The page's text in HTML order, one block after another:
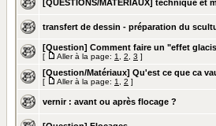
[QUESTIONS/MATERIAUX] technique et
transfert de dessin - préparation du
[Question] Comment faire un "effet
[ Aller à la page: 1 2 3 ]
[Question/Matériaux] Qu'est ce que ca
[ Aller à la page: 1 2 ]
vernir : avant ou après flocage ?